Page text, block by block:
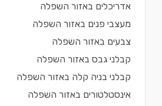
אדריכלים באזור השפלה
מעצבי פנים באזור השפלה
צבעים באזור השפלה
קבלני גבס באזור השפלה
קבלני בניה קלה באזור השפלה
אינסטלטורים באזור השפלה